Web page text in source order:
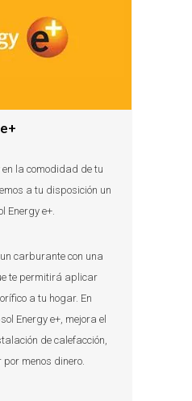
la comodidad de tu
a tu disposición un
Energy e+.
carburante con una
te permitirá aplicar
a tu hogar. En
Energy e+, mejora el
de calefacción,
menos dinero.